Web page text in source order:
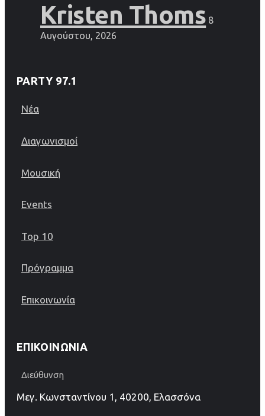
Kristen Thoms 8
Αυγούστου, 2026
PARTY 97.1
Νέα
Διαγωνισμοί
Μουσική
Events
Top 10
Πρόγραμμα
Επικοινωνία
ΕΠΙΚΟΙΝΩΝΊΑ
Διεύθυνση
Μεγ. Κωνσταντίνου 1, 40200, Ελασσόνα